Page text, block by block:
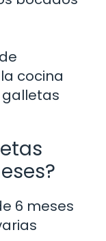
cocina
6 meses